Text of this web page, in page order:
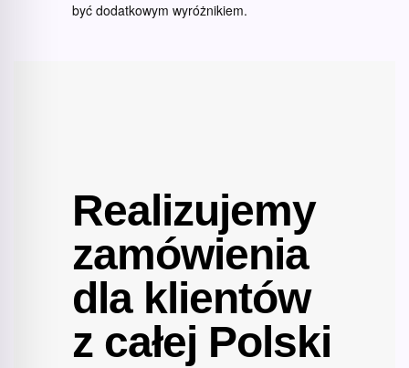
być dodatkowym wyróżnikiem.
Realizujemy
zamówienia
dla klientów
z całej Polski